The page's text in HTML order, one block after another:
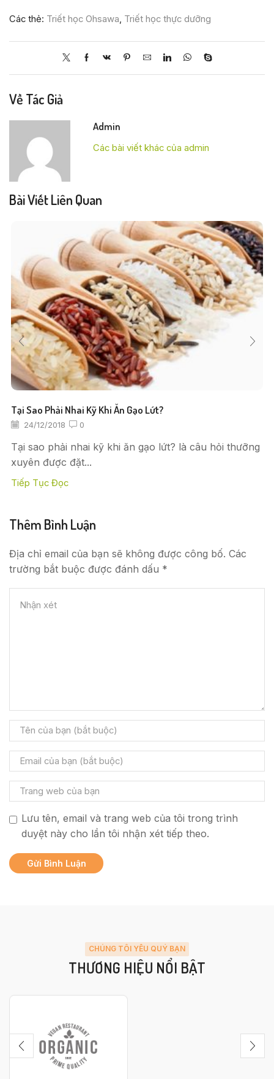
Các thẻ: Triết học Ohsawa Triết học thực dưỡng
Về Tác Giả
Admin
Các bài viết khác của admin
Bài Viết Liên Quan
Tại Sao Phải Nhai Kỹ Khi Ăn Gạo Lứt?
24/12/2018 0
Tại sao phải nhai kỹ khi ăn gạo lứt? là câu hỏi thưỡng
xuyên được đặt...
Tiếp Tục Đọc
Thêm Bình Luận
Địa chỉ email của bạn sẽ không được công bố. Các
trường bắt buộc được đánh dấu *
Lưu tên, email và trang web của tôi trong trình
duyệt này cho lần tôi nhận xét tiếp theo.
CHÚNG TÔI YÊU QUÝ BẠN
THƯƠNG HIỆU NỔI BẬT